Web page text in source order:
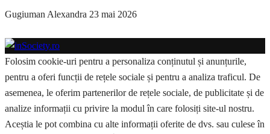
Gugiuman Alexandra 23 mai 2026
Folosim cookie-uri pentru a personaliza conținutul și anunțurile,
pentru a oferi funcții de rețele sociale și pentru a analiza traficul. De
asemenea, le oferim partenerilor de rețele sociale, de publicitate și de
analize informații cu privire la modul în care folosiți site-ul nostru.
Aceștia le pot combina cu alte informații oferite de dvs. sau culese în